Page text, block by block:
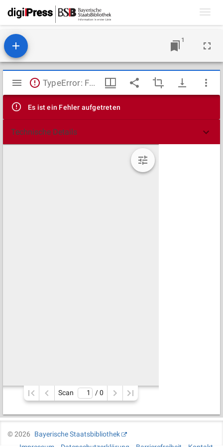
1
Mirador
Viewer
TypeError: Failed to fetch
Es ist ein Fehler aufgetreten
Technische Details
Scan / 0
©2026
Bayerische Staatsbibliothek